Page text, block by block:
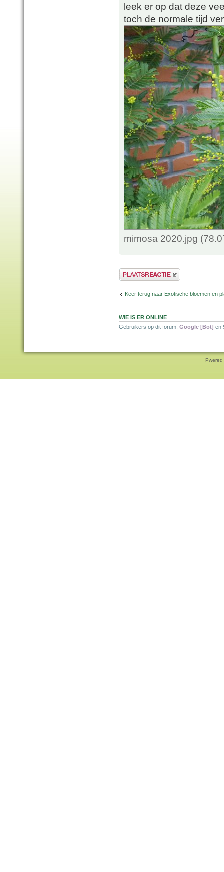
leek er op dat deze
toch de normale tijd
mimosa 2020.jpg
Plaats een reactie
Keer terug naar Exotische bloemen en
WIE IS ER ONLINE
Gebruikers op dit forum: Google [Bot] en